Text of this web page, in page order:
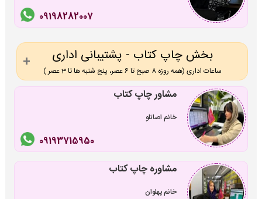
09198282007
بخش چاپ کتاب - پشتیبانی اداری
ساعات اداری (همه روزه 8 صبح تا 6 عصر، پنج شنبه ها تا 3 عصر )
مشاور چاپ کتاب
خانم اصانلو
09193715950
مشاوره چاپ کتاب
خانم پهلوان